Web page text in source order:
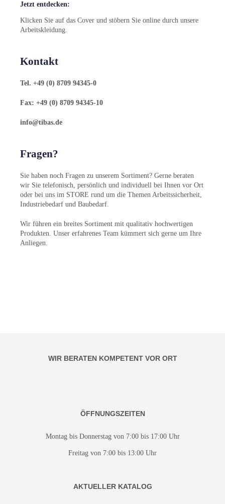
Jetzt entdecken:
Klicken Sie auf das Cover und stöbern Sie online durch unsere
Arbeitskleidung.
Kontakt
Tel. +49 (0) 8709 94345-0
Fax: +49 (0) 8709 94345-10
info@tibas.de
Fragen?
Sie haben noch Fragen zu unserem Sortiment? Gerne beraten
wir Sie telefonisch, persönlich und individuell bei Ihnen vor Ort
oder bei uns im STORE rund um die Themen Arbeitssicherheit,
Industriebedarf und Baubedarf.
Wir führen ein breites Sortiment mit qualitativ hochwertigen
Produkten. Unser erfahrenes Team kümmert sich gerne um Ihre
Anliegen.
WIR BERATEN KOMPETENT VOR ORT
ÖFFNUNGSZEITEN
Montag bis Donnerstag von 7:00 bis 17:00 Uhr
Freitag von 7:00 bis 13:00 Uhr
AKTUELLER KATALOG